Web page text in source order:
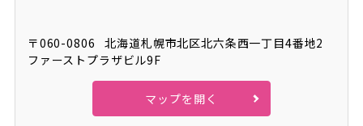
〒060-0806
北海道札幌市北区北六条⻄⼀丁目4番地2
ファーストプラザビル9F
マップを開く